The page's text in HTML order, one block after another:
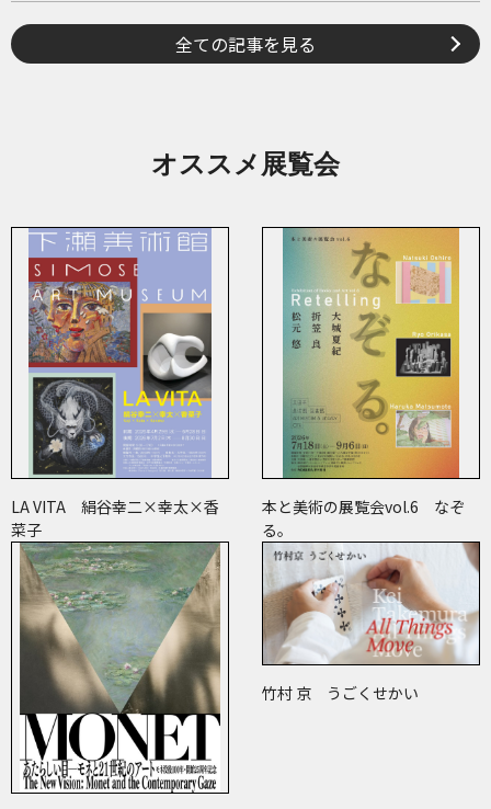
全ての記事を見る
オススメ展覧会
LA VITA 絹谷幸二×幸太×香
菜子
本と美術の展覧会vol.6 なぞ
る。
竹村 京 うごくせかい